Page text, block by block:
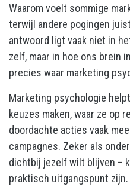
Waarom voelt sommige
terwijl andere pogingen
antwoord ligt vaak niet in
zelf, maar in hoe ons brein
precies waar marketing
Marketing psychologie
keuzes maken, waar ze op
doordachte acties vaak
campagnes. Zeker als
dichtbij jezelf wilt blijven –
praktisch uitgangspunt zijn.